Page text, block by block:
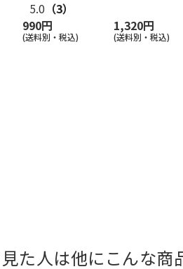
5.0 （3）
990円
(送料別・税込)
1,320円
(送料別・税込)
た人は他にこんな商